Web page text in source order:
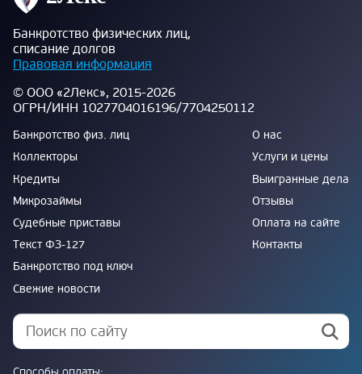
Банкротство физических лиц,
списание долгов
Правовая информация
© ООО «2Лекс», 2015-2026
ОГРН/ИНН 1027704016196/7704250112
Банкротство физ. лиц
Коллекторы
Кредиты
Микрозаймы
Судебные приставы
Текст ФЗ-127
Банкротство под ключ
Свежие новости
О нас
Услуги и цены
Выигранные дела
Отзывы
Оплата на сайте
Контакты